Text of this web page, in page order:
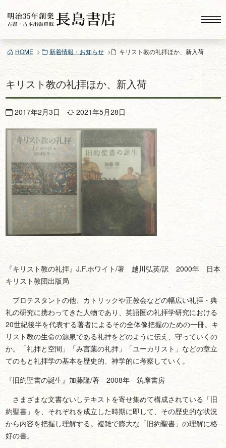
ン
ツ
ス
プ
HOME 新着情報・お知らせ キリスト教の礼拝ほか、新入荷
キリスト教の礼拝ほか、新入荷
2017年2月3日 2021年5月28日
『キリスト教の礼拝』J.F.ホワイト/著 越川弘英/訳 2000年 日本
キリスト教団出版局
プロテスタントの他、カトリックや正教会などの幅広い礼拝・典
礼の研究に携わってきた人物であり、英語圏の礼拝学研究における
20世紀後半を代表する著者によるその全体像把握のための一冊。キ
リスト教の生命の源泉である礼拝をどのように伝え、守っていくの
か。「礼拝と空間」「み言葉の礼拝」「ユーカリスト」などの章立
てのもと礼拝学の基本を歴史的、神学的に考察していく。
『旧約聖書の誕生』加藤隆/著 2008年 筑摩書房
さまざまな文書ないしテキストを寄せ集めて構成されている「旧
約聖書」を、それぞれを成立した時期に即して、その歴史的な状況
から内容を把握し理解する。複雑で膨大な「旧約聖書」の理解に格
好の書。